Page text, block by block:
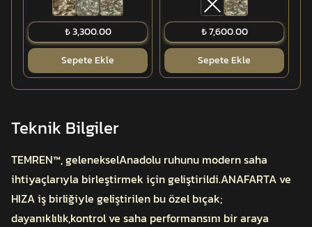
₺ 3,300.00
Sepete Ekle
₺ 7,600.00
Sepete Ekle
Teknik Bilgiler
TEMREN™, gelenekselAnadolu ruhunu modern saha
ihtiyaçlarıyla birleştirmek için geliştirildi.ANAFARTA ve
HIZA iş birliğiyle geliştirilen bu özel bıçak;
dayanıklılık,kontrol ve saha performansını bir araya